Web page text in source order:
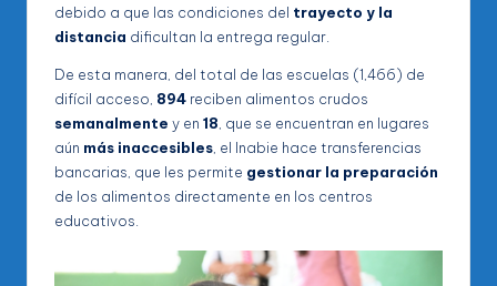
debido a que las condiciones del trayecto y la
distancia dificultan la entrega regular.
De esta manera, del total de las escuelas (1,466) de
difícil acceso, 894 reciben alimentos crudos
semanalmente y en 18 , que se encuentran en lugares
aún más inaccesibles , el Inabie hace transferencias
bancarias, que les permite gestionar la preparación
de los alimentos directamente en los centros
educativos.